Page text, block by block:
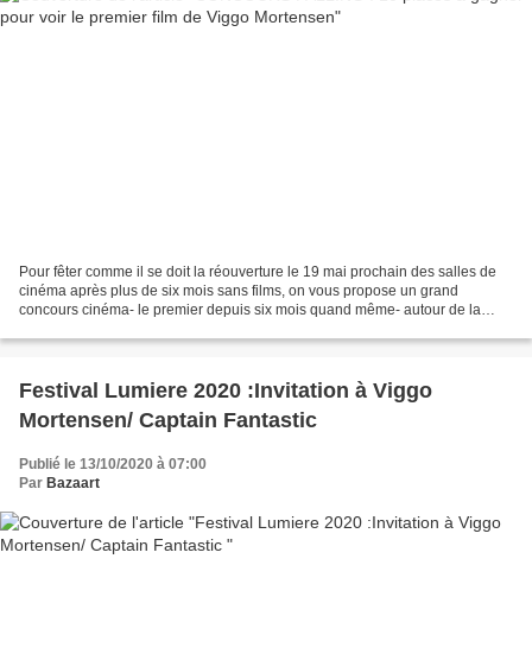
Pour fêter comme il se doit la réouverture le 19 mai prochain des salles de
cinéma après plus de six mois sans films, on vous propose un grand
concours cinéma- le premier depuis six mois quand même- autour de la
Festival Lumiere 2020 :Invitation à Viggo
Mortensen/ Captain Fantastic
Publié le 13/10/2020 à 07:00
Par Bazaart